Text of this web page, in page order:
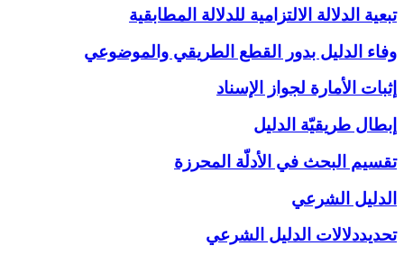
تبعية الدلالة الالتزامية للدلالة المطابقية
وفاء الدليل بدور القطع الطريقي والموضوعي
إثبات الأمارة لجواز الإسناد
إبطال طريقيّة الدليل
تقسيم البحث في الأدلّة المحرزة
الدليل الشرعي‏
تحديددلالات الدليل الشرعي‏